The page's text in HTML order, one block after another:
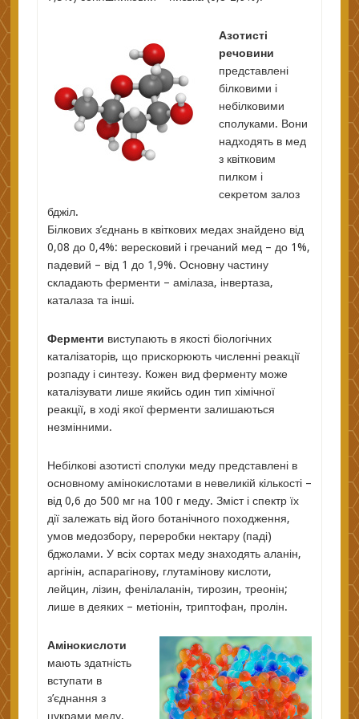
Азотисті
речовини
представлені
білковими і
небілковими
сполуками. Вони
надходять в мед
з квітковим
пилком і
секретом залоз
бджіл.
Білкових з’єднань в квіткових медах знайдено від
0,08 до 0,4%: вересковий і гречаний мед – до 1%,
падевий – від 1 до 1,9%. Основну частину
складають ферменти – амілаза, інвертаза,
каталаза та інші.
Ферменти виступають в якості біологічних
каталізаторів, що прискорюють численні реакції
розпаду і синтезу. Кожен вид ферменту може
каталізувати лише якийсь один тип хімічної
реакції, в ході якої ферменти залишаються
незмінними.
Небілкові азотисті сполуки меду представлені в
основному амінокислотами в невеликій кількості –
від 0,6 до 500 мг на 100 г меду. Зміст і спектр їх
дії залежать від його ботанічного походження,
умов медозбору, переробки нектару (паді)
бджолами. У всіх сортах меду знаходять аланін,
аргінін, аспарагінову, глутамінову кислоти,
лейцин, лізин, фенілаланін, тирозин, треонін;
лише в деяких – метіонін, триптофан, пролін.
Амінокислоти
мають здатність
вступати в
з’єднання з
цукрами меду,